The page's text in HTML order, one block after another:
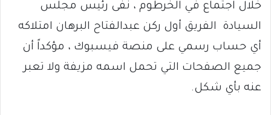
خلال اجتماع في الخرطوم ، نفى رئيس مجلس
السيادة الفريق أول ركن عبدالفتاح البرهان امتلاكه
أي حساب رسمي على منصة فيسبوك ، مؤكداً أن
جميع الصفحات التي تحمل اسمه مزيفة ولا تعبر
عنه بأي شكل.